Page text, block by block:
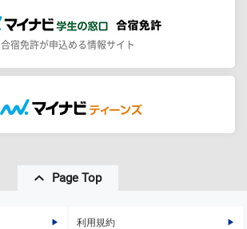
合宿免許が申込める情報サイト
Page Top
利用規約